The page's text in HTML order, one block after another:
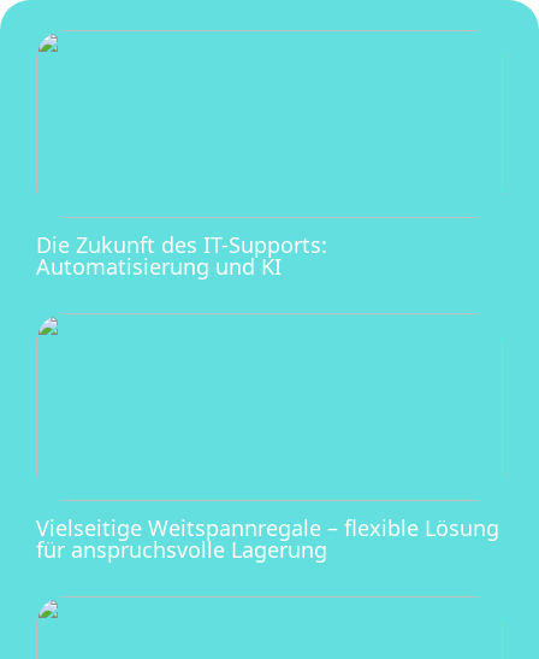
Die Zukunft des IT-Supports:
Automatisierung und KI
Vielseitige Weitspannregale – flexible Lösung
für anspruchsvolle Lagerung